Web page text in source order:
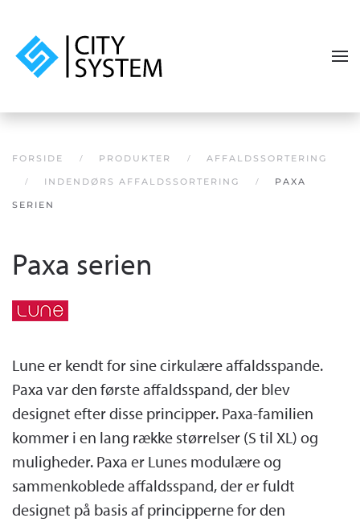
Skip to main content
FORSIDE PRODUKTER AFFALDSSORTERING
INDENDØRS AFFALDSSORTERING PAXA
SERIEN
Paxa serien
Lune er kendt for sine cirkulære affaldsspande.
Paxa var den første affaldsspand, der blev
designet efter disse principper. Paxa-familien
kommer i en lang række størrelser (S til XL) og
muligheder. Paxa er Lunes modulære og
sammenkoblede affaldsspand, der er fuldt
designet på basis af principperne for den